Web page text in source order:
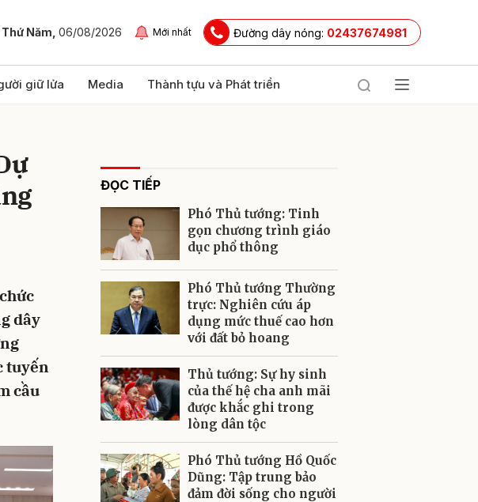
Thứ Năm, 06/08/2026 Mới nhất Đường dây nóng: 02437674981
giữ lửa Media Thành tựu và Phát triển
dây
tuyến
cầu
ĐỌC TIẾP
Phó Thủ tướng: Tinh
gọn chương trình giáo
dục phổ thông
Phó Thủ tướng Thường
trực: Nghiên cứu áp
dụng mức thuế cao hơn
với đất bỏ hoang
Thủ tướng: Sự hy sinh
của thế hệ cha anh mãi
được khắc ghi trong
lòng dân tộc
Phó Thủ tướng Hồ Quốc
Dũng: Tập trung bảo
đảm đời sống cho người
Gửi